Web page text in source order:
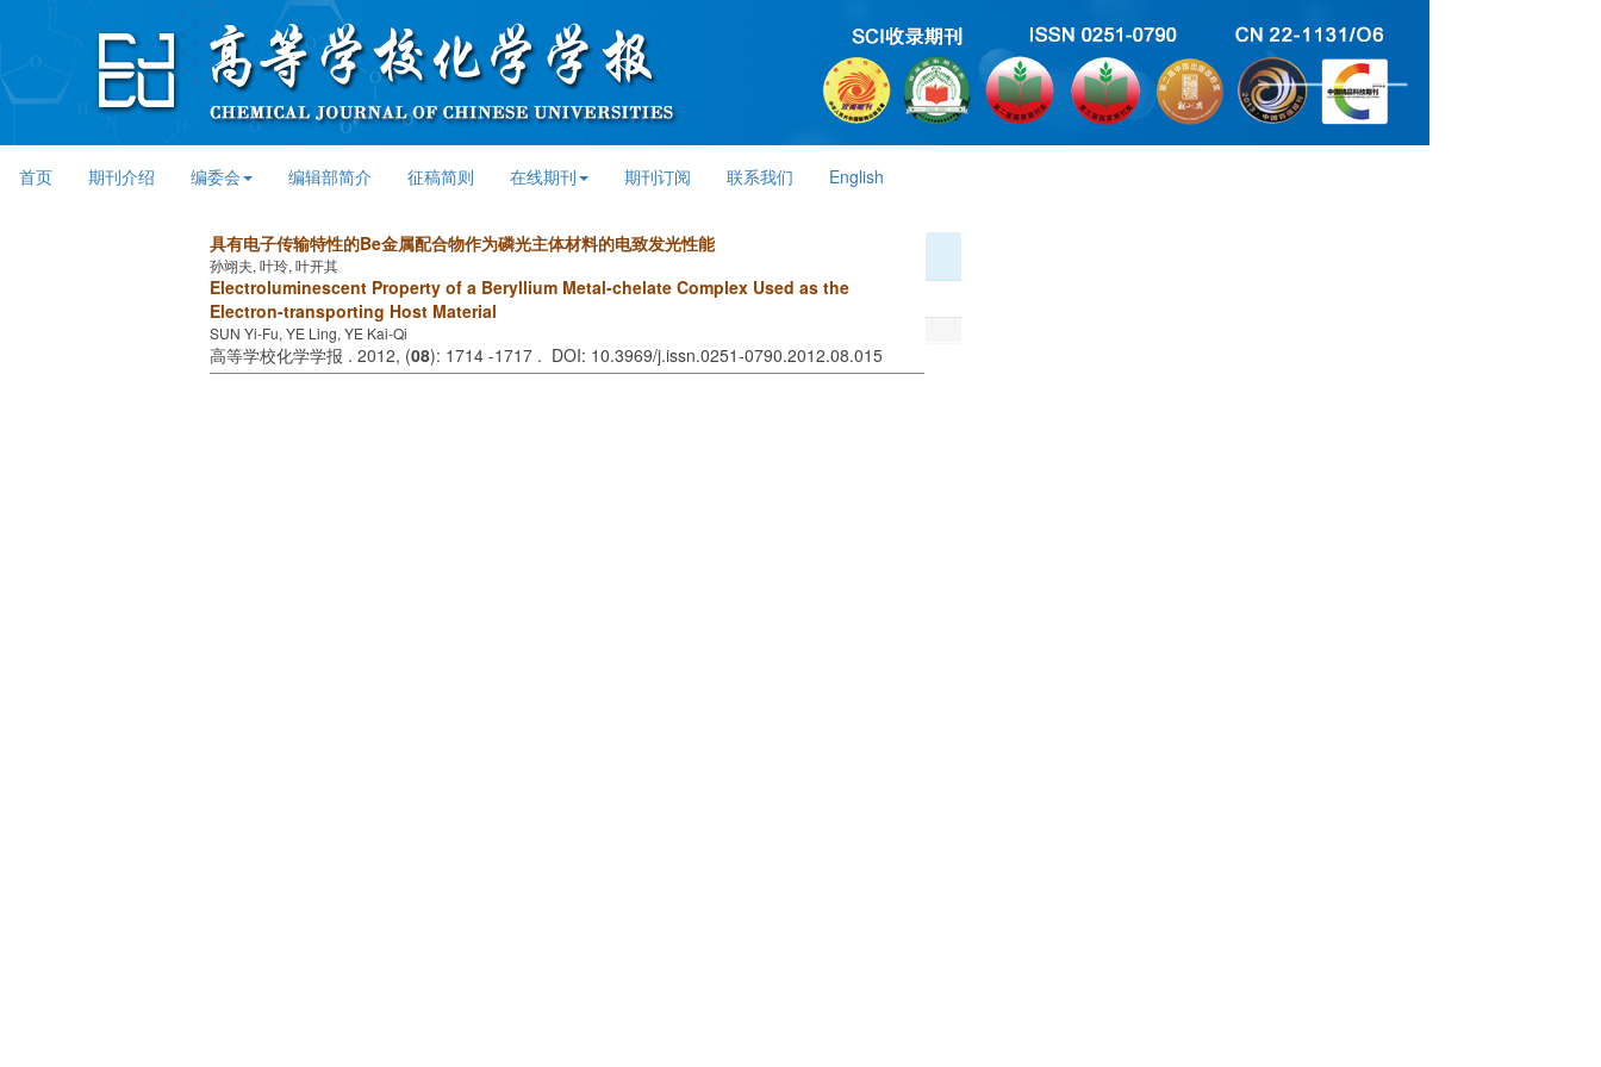
首页 期刊介绍 编委会 编辑部简介 征稿简则 在线期刊 期刊订阅 联系我们 English
具有电子传输特性的Be金属配合物作为磷光主体材料的电致发光性能
孙翊夫, 叶玲, 叶开其
Electroluminescent Property of a Beryllium Metal-chelate Complex Used as the
Electron-transporting Host Material
SUN Yi-Fu, YE Ling, YE Kai-Qi
高等学校化学学报 . 2012, (08): 1714 -1717 . DOI: 10.3969/j.issn.0251-0790.2012.08.015